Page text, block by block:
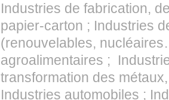
Industries de fabrication,
papier-carton ; Industries
(renouvelables,
agroalimentaires ;
transformation des
Industries automobiles ;